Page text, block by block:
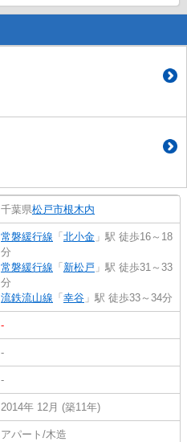
千葉県松戸市根木内
常磐緩行線 「北小金 」駅 徒歩16～18
分
常磐緩行線 「新松戸 」駅 徒歩31～33
分
流鉄流山線 「幸谷 」駅 徒歩33～34分
-
-
-
2014年 12月 (築11年)
アパート/木造